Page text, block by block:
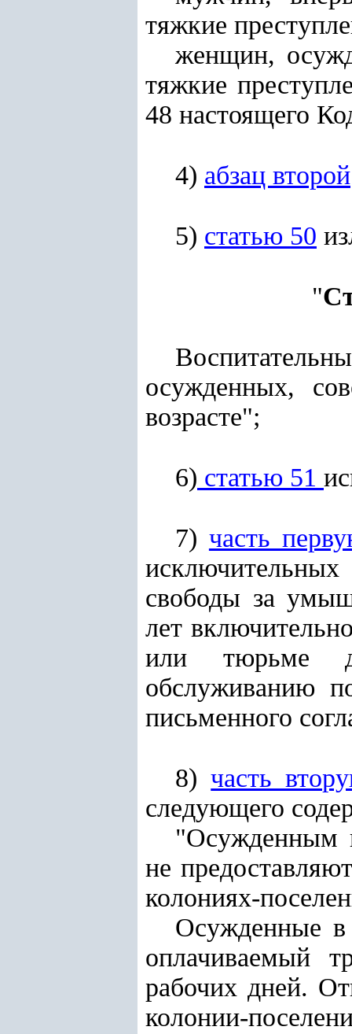
тяжкие
женщин,
тяжкие
48 настоящего
4) абзац второй
5) статью 50
"
осужденных,
возрасте";
6) статью 51
7) часть
свободы за
лет
или тюрьме
обслуживанию
письменного
8)часть
следующего
"Осужденным
не
колониях-
Осужденные в
оплачиваемый
рабочих дней.
колонии-